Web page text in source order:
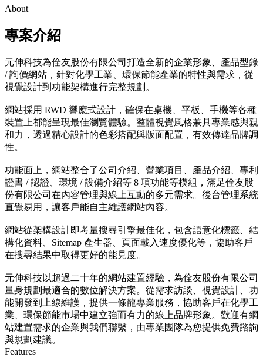
About
專案介紹
元伸科技為佺友股份有限公司打造全新的企業形象、產品型錄
/ 詢價網站，針對化學工業、環保節能產業的特性與需求，從
視覺設計到功能架構進行完整規劃。
網站採用 RWD 響應式設計，確保在桌機、平板、手機等各種
裝置上都能呈現最佳瀏覽體驗。整體視覺風格兼具專業感與親
和力，透過精心設計的色彩搭配與版面配置，有效傳達品牌調
性。
功能面上，網站整合了公司介紹、營業項目、產品介紹、專利
證書 / 認證、環境 / 設備介紹等 8 項功能等模組，滿足佺友股
份有限公司在內容管理與線上互動的多元需求。後台管理系統
直覺易用，讓客戶能自主維護網站內容。
網站從架構設計即考量搜尋引擎最佳化，包含語意化標籤、結
構化資料、Sitemap 產生器、頁面載入速度優化等，協助客戶
在搜尋結果中取得更好的能見度。
元伸科技以超過二十年的網站建置經驗，為佺友股份有限公司
量身規劃最適合的數位解決方案。從需求訪談、視覺設計、功
能開發到上線維護，提供一條龍專業服務，協助客戶在化學工
業、環保節能市場中建立強而有力的線上品牌形象。歡迎有網
站建置需求的企業與我們聯繫，由專業團隊為您提供免費諮詢
與規劃建議。
Features